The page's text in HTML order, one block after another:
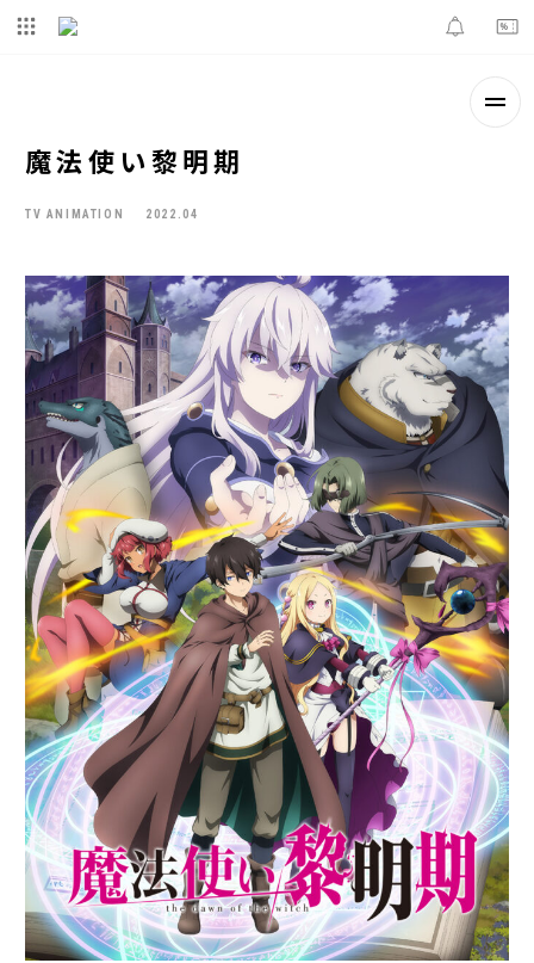
魔法使い黎明期
TV ANIMATION 2022.04